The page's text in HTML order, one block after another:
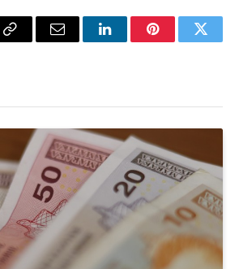
Copy
Email LinkedInPinterest